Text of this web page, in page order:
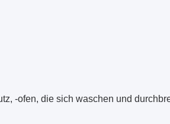
-ofen, die sich waschen und